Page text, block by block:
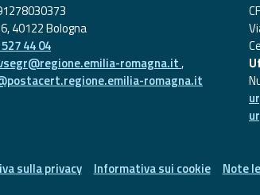
40122 Bologna
44 04
romagna.it,
romagna.it
sulla privacy Informativa sui cookie Note